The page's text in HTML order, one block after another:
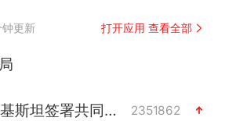
更新 打开应用 查看全部
沙特土耳其巴基斯坦签署共同防务协议 2351862